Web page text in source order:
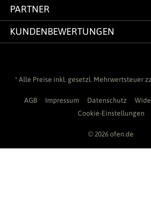
PARTNER
KUNDENBEWERTUNGEN
* Alle Preise inkl. gesetzl. Mehrwertsteuer
AGB Impressum Datenschutz
Cookie-Einstellungen
© 2026 ofen.de